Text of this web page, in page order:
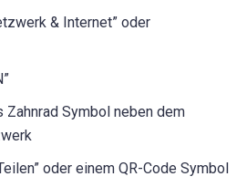
& Internet” oder
Zahnrad Symbol neben dem
oder einem QR-Code Symbol